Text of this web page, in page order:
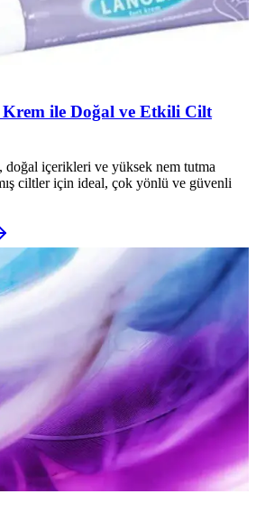
ile Doğal ve Etkili Cilt
içerikleri ve yüksek nem tutma
ciltler için ideal, çok yönlü ve güvenli